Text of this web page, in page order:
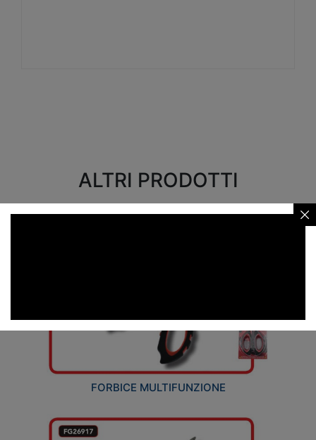
ALTRI PRODOTTI
FORBICE MULTIFUNZIONE